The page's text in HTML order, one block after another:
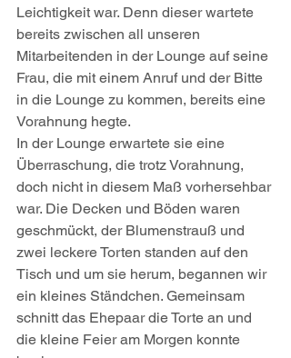
Leichtigkeit war. Denn dieser wartete
bereits zwischen all unseren
Mitarbeitenden in der Lounge auf seine
Frau, die mit einem Anruf und der Bitte
in die Lounge zu kommen, bereits eine
Vorahnung hegte.
In der Lounge erwartete sie eine
Überraschung, die trotz Vorahnung,
doch nicht in diesem Maß vorhersehbar
war. Die Decken und Böden waren
geschmückt, der Blumenstrauß und
zwei leckere Torten standen auf den
Tisch und um sie herum, begannen wir
ein kleines Ständchen. Gemeinsam
schnitt das Ehepaar die Torte an und
die kleine Feier am Morgen konnte